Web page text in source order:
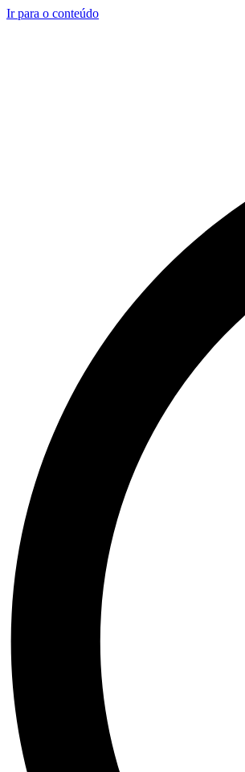
Ir para o conteúdo